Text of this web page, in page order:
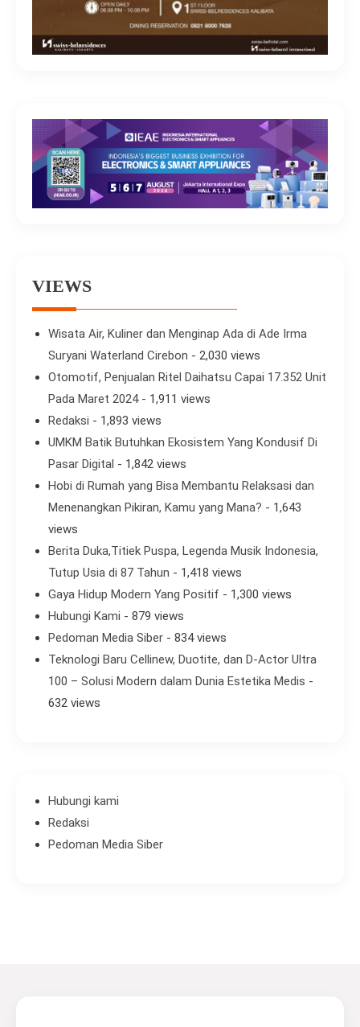
VIEWS
Wisata Air, Kuliner dan Menginap Ada di Ade Irma
Suryani Waterland Cirebon - 2,030 views
Otomotif, Penjualan Ritel Daihatsu Capai 17.352 Unit
Pada Maret 2024- 1,911 views
Redaksi - 1,893 views
UMKM Batik Butuhkan Ekosistem Yang Kondusif Di
Pasar Digital - 1,842 views
Hobi di Rumah yang Bisa Membantu Relaksasi dan
Menenangkan Pikiran, Kamu yang Mana? - 1,643
views
Berita Duka,Titiek Puspa, Legenda Musik Indonesia,
Tutup Usia di 87 Tahun - 1,418 views
Gaya Hidup Modern Yang Positif - 1,300 views
Hubungi Kami - 879 views
Pedoman Media Siber - 834 views
Teknologi Baru Cellinew, Duotite, dan D-Actor Ultra
100 – Solusi Modern dalam Dunia Estetika Medis -
632 views
Hubungi kami
Redaksi
Pedoman Media Siber